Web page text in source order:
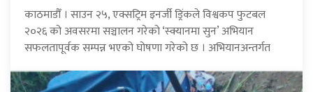
काठमाडौँ । साउन २५, एक्सट्रिम इनर्जी ड्रिंकले विश्वकप फुटबल
२०२६ को अवसरमा सञ्चालन गरेको ‘स्क्यानमा सुन’ अभियान
सफलतापूर्वक सम्पन्न भएको घोषणा गरेको छ । अभियानअन्तर्गत